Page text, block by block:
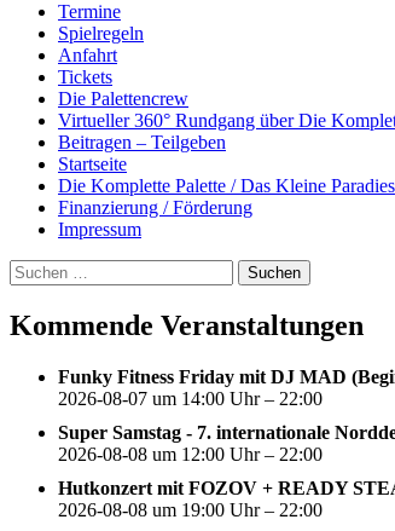
Termine
Spielregeln
Anfahrt
Tickets
Die Palettencrew
Virtueller 360° Rundgang über Die
Beitragen – Teilgeben
Startseite
Die Komplette Palette / Das Kleine Paradies
Finanzierung / Förderung
Impressum
Suchen
nach:
Kommende Veranstaltungen
Funky Fitness Friday mit DJ MAD
2026-08-07 um 14:00 Uhr – 22:00
Super Samstag - 7. internationale
2026-08-08 um 12:00 Uhr – 22:00
Hutkonzert mit FOZOV + READY
2026-08-08 um 19:00 Uhr – 22:00